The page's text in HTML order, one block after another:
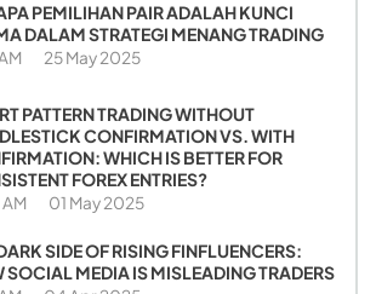
PEMILIHAN PAIR ADALAH KUNCI
DALAM STRATEGI MENANG TRADING
25 May 2025
PATTERN TRADING WITHOUT
CONFIRMATION VS. WITH
WHICH IS BETTER FOR
FOREX ENTRIES?
01 May 2025
SIDE OF RISING FINFLUENCERS:
SOCIAL MEDIA IS MISLEADING TRADERS